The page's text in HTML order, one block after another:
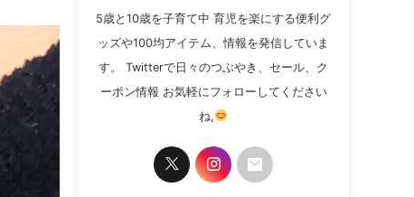
5歳と10歳を子育て中 育児を楽にする便利グ
ッズや100均アイテム、情報を発信していま
す。 Twitterで日々のつぶやき、セール、ク
ーポン情報 お気軽にフォローしてください
ね,